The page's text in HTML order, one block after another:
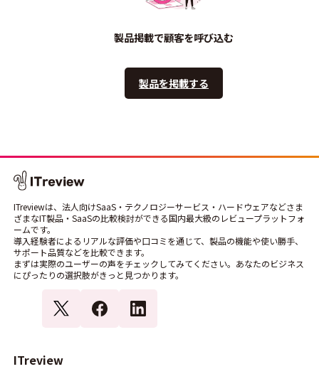
製品掲載で顧客を呼び込む
製品を掲載する
ITreviewは、法人向けSaaS・テクノロジーサービス・ハードウェアなどさま
ざまなIT製品・SaaSの比較検討ができる国内最大級のレビュープラットフォ
ームです。
導入経験者によるリアルな評価や口コミを通じて、製品の機能や使い勝手、
サポート品質などを比較できます。
まずは実際のユーザーの声をチェックしてみてください。あなたのビジネス
にぴったりの選択肢がきっと見つかります。
ITreview